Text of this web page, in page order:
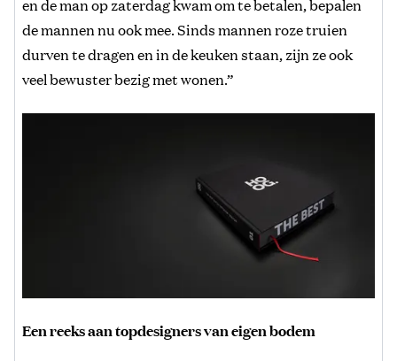
en de man op zaterdag kwam om te betalen, bepalen
de mannen nu ook mee. Sinds mannen roze truien
durven te dragen en in de keuken staan, zijn ze ook
veel bewuster bezig met wonen.”
Een reeks aan topdesigners van eigen bodem